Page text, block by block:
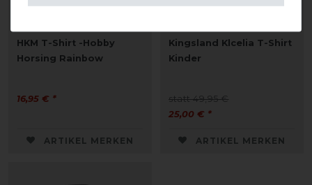
HKM T-Shirt -Hobby
Horsing Rainbow
16,95 € *
ARTIKEL MERKEN
Kingsland Klcelia T-Shirt
Kinder
statt 49,95 €
25,00 € *
ARTIKEL MERKEN